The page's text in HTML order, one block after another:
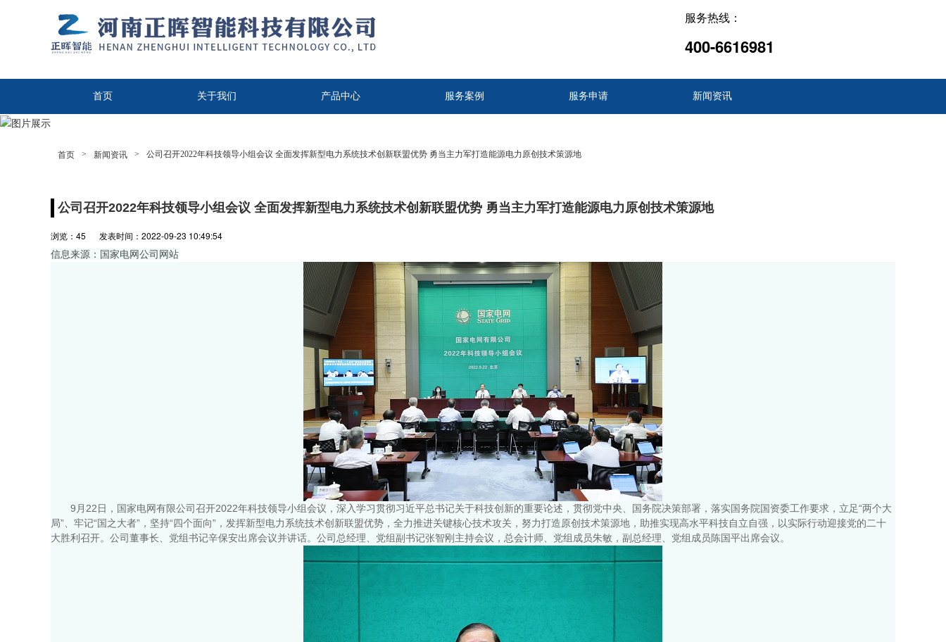
服务热线：
400-6616981
首页 关于我们 产品中心 服务案例 服务申请 新闻资讯
首页 > 新闻资讯 > 公司召开2022年科技领导小组会议 全面发挥新型电力系统技术创新联盟优势 勇当主力军打造能源电力原创技术策源地
公司召开2022年科技领导小组会议 全面发挥新型电力系统技术创新联盟优势 勇当主力军打造能源电力原创技术策源地
浏览： 45 发表时间：2022-09-23 10:49:54
信息来源：国家电网公司网站
9月22日，国家电网有限公司召开2022年科技领导小组会议，深入学习贯彻习近平总书记关于科技创新的重要论述，贯彻党中央、国务院决策部署，落实国务院国资委工作要求，立足“两个大
局”、牢记“国之大者”，坚持“四个面向”，发挥新型电力系统技术创新联盟优势，全力推进关键核心技术攻关，努力打造原创技术策源地，助推实现高水平科技自立自强，以实际行动迎接党的二十
大胜利召开。公司董事长、党组书记辛保安出席会议并讲话。公司总经理、党组副书记张智刚主持会议，总会计师、党组成员朱敏，副总经理、党组成员陈国平出席会议。